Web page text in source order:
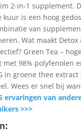
2-in-1 supplement.
kuur is een hoog
van
Wat maakt Detox
Green Tea –
met 98% polyfenolen
in groene thee
Wees er snel bij
ervaringen van
>>>